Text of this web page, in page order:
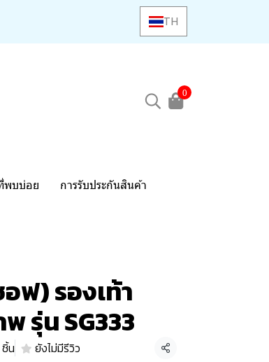
TH
0
พบบ่อย การรับประกันสินค้า
ฟ) รองเท้า
รุ่น SG333
น ยังไม่มีรีวิว แชร์